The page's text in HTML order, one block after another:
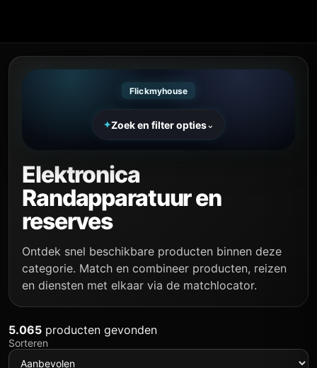
Flickmyhouse
✦Zoek en filter opties⌄
Elektronica
Randapparatuur en
reserves
Ontdek snel beschikbare producten binnen deze
categorie. Match en combineer producten, reizen
en diensten met elkaar via de matchlocator.
5.065 producten gevonden
Sorteren